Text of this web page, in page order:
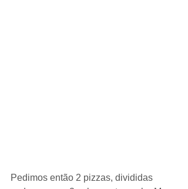
Pedimos então 2 pizzas, divididas